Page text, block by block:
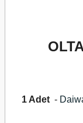
1 Adet-